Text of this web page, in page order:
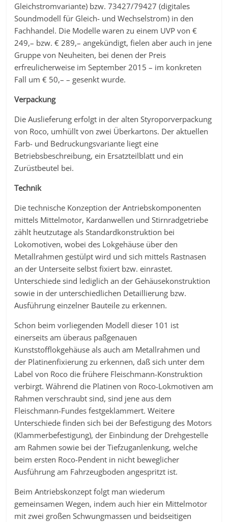
Gleichstromvariante) bzw. 73427/79427 (digitales
Soundmodell für Gleich- und Wechselstrom) in den
Fachhandel. Die Modelle waren zu einem UVP von €
249,– bzw. € 289,– angekündigt, fielen aber auch in jene
Gruppe von Neuheiten, bei denen der Preis
erfreulicherweise im September 2015 – im konkreten
Fall um € 50,– – gesenkt wurde.
Verpackung
Die Auslieferung erfolgt in der alten Styroporverpackung
von Roco, umhüllt von zwei Überkartons. Der aktuellen
Farb- und Bedruckungsvariante liegt eine
Betriebsbeschreibung, ein Ersatzteilblatt und ein
Zurüstbeutel bei.
Technik
Die technische Konzeption der Antriebskomponenten
mittels Mittelmotor, Kardanwellen und Stirnradgetriebe
zählt heutzutage als Standardkonstruktion bei
Lokomotiven, wobei des Lokgehäuse über den
Metallrahmen gestülpt wird und sich mittels Rastnasen
an der Unterseite selbst fixiert bzw. einrastet.
Unterschiede sind lediglich an der Gehäusekonstruktion
sowie in der unterschiedlichen Detaillierung bzw.
Ausführung einzelner Bauteile zu erkennen.
Schon beim vorliegenden Modell dieser 101 ist
einerseits am überaus paßgenauen
Kunststofflokgehäuse als auch am Metallrahmen und
der Platinenfixierung zu erkennen, daß sich unter dem
Label von Roco die frühere Fleischmann-Konstruktion
verbirgt. Während die Platinen von Roco-Lokmotiven am
Rahmen verschraubt sind, sind jene aus dem
Fleischmann-Fundes festgeklammert. Weitere
Unterschiede finden sich bei der Befestigung des Motors
(Klammerbefestigung), der Einbindung der Drehgestelle
am Rahmen sowie bei der Tiefzuganlenkung, welche
beim ersten Roco-Pendent in nicht beweglicher
Ausführung am Fahrzeugboden angespritzt ist.
Beim Antriebskonzept folgt man wiederum
gemeinsamen Wegen, indem auch hier ein Mittelmotor
mit zwei großen Schwungmassen und beidseitigen